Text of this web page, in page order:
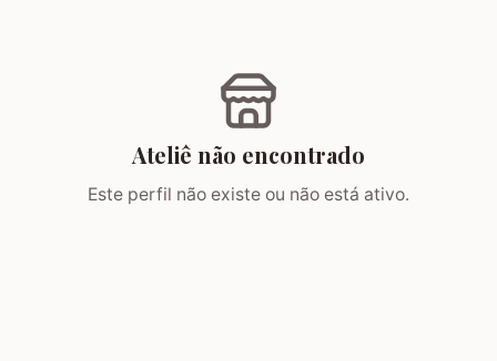
Ateliê não encontrado
Este perfil não existe ou não está ativo.